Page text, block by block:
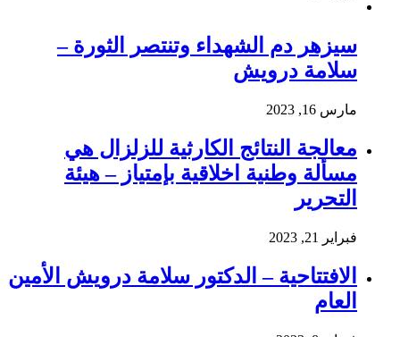
سيزهر دم الشهداء وتنتصر الثورة –
سلامة درويش
مارس 16, 2023
معالجة النتائج الكارثية للزلزال هي
مسألة وطنية اخلاقية بإمتياز – هيئة
التحرير
فبراير 21, 2023
الافتتاحية – الدكتور سلامة درويش الأمين
العام